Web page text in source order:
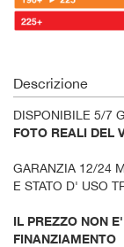
Descrizione
DISPONIBILE 5/7
FOTO REALI DEL
GARANZIA 12/24
E STATO D' USO
IL PREZZO NON
FINANZIAMENTO